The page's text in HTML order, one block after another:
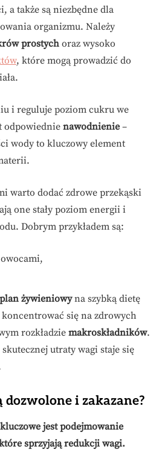
a także są niezbędne dla
organizmu. Należy
prostychoraz wysoko
, które mogą prowadzić do
i reguluje poziom cukru we
odpowiednie nawodnienie –
wody to kluczowy element
warto dodać zdrowe przekąski
one stały poziom energii i
Dobrym przykładem są:
żywieniowyna szybką dietę
się na zdrowych
rozkładzie makroskładników.
utraty wagi staje się
dozwolone i zakazane?
jest podejmowanie
sprzyjają redukcji wagi.